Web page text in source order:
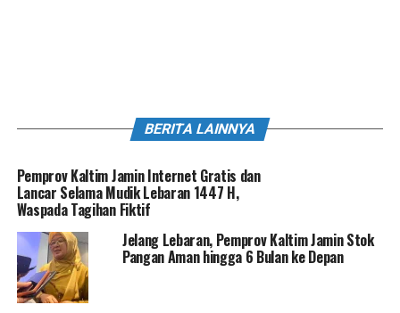
BERITA LAINNYA
Pemprov Kaltim Jamin Internet Gratis dan
Lancar Selama Mudik Lebaran 1447 H,
Waspada Tagihan Fiktif
Jelang Lebaran, Pemprov Kaltim Jamin Stok
Pangan Aman hingga 6 Bulan ke Depan